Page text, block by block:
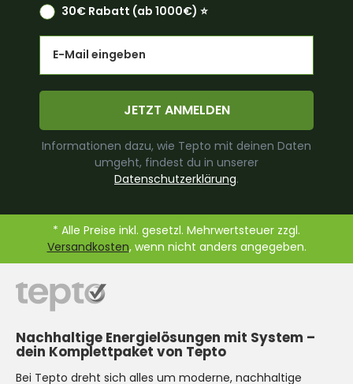
30€ Rabatt (ab 1000€) ⭐️
JETZT ANMELDEN
Informationen dazu, wie Tepto mit deinen Daten
umgeht, findest du in unserer
Datenschutzerklärung.
* Alle Preise inkl. gesetzl. Mehrwertsteuer zzgl.
Versandkosten, wenn nicht anders angegeben.
Nachhaltige Energielösungen mit System –
dein Komplettpaket von Tepto
Bei Tepto dreht sich alles um moderne, nachhaltige